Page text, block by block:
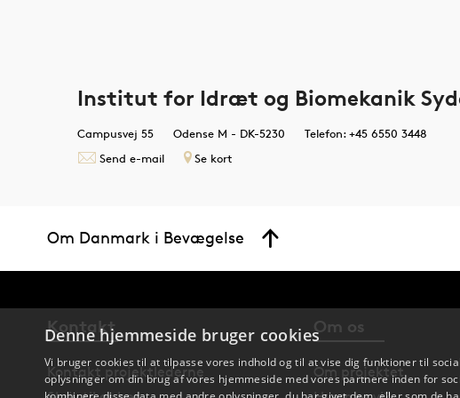
Institut for Idræt og Biomekanik
Campusvej 55 Odense M - DK-5230
Telefon: +45 6550 3448
Send e-mail
Se kort
Om Danmark i Bevægelse
Kontakt
Kontakt projektlederne
Om os
Om projektet
Denne hjemmeside bruger cookies
Vi bruger cookies til at tilpasse vores indhold og til at vise dig funktioner til
oplysninger om din brug af vores hjemmeside med vores partnere inden for